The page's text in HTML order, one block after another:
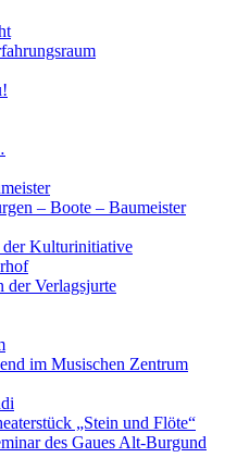
– Boote – Baumeister
der Kulturinitiative
der Verlagsjurte
im Musischen Zentrum
„Stein und Flöte“
des Gaues Alt-Burgund